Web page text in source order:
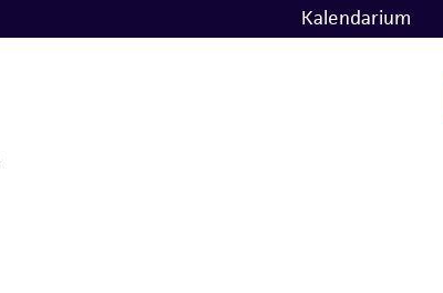
Kalendarium